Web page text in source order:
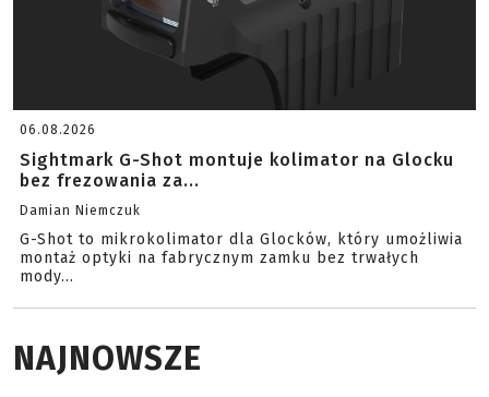
06.08.2026
Sightmark G-Shot montuje kolimator na Glocku
bez frezowania za...
Damian Niemczuk
G-Shot to mikrokolimator dla Glocków, który umożliwia
montaż optyki na fabrycznym zamku bez trwałych
mody...
NAJNOWSZE